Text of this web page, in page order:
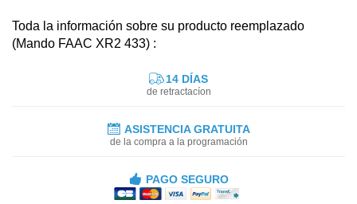
Toda la información sobre su producto reemplazado
(Mando FAAC XR2 433) :
14 DÍAS
de retractacíon
ASISTENCIA GRATUITA
de la compra a la programación
PAGO SEGURO